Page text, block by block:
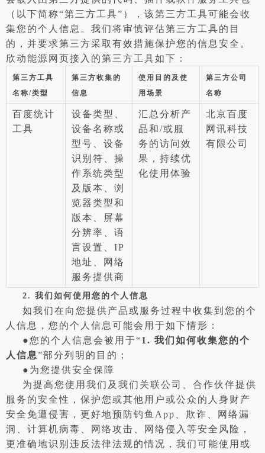
（以下简称“第三方工具”），该第三方工具可能会收
集您的个人信息。我们将审慎评估第三方工具的目
的，并要求第三方采取有效措施保护您的信息安全。
欣动能源网页接入的第三方工具如下：
第三方工具
名称/类型
第三方收集的
信息
使用目的及使
用场景
第三方公司
名称
百度统计
工具
设备类型、
设备名称或
型号、设备
识别符、操
作系统类型
及版本、浏
览器类型和
版本、屏幕
分辨率、语
言设置、IP
地址、网络
服务提供商
汇总分析产
品和/或服
务的访问效
果，持续优
化使用体验
北京百度
网讯科技
有限公司
2. 我们如何使用您的个人信息
如我们在向您提供产品或服务过程中收集到您的个
人信息，您的个人信息可能会用于如下情形：
●您的个人信息会被用于“1. 我们如何收集您的个
人信息”部分列明的目的；
●为您提供安全保障
为提高您使用我们及我们关联公司、合作伙伴提供
服务的安全性，保护您或其他用户或公众的人身财产
安全免遭侵害，更好地预防钓鱼App、欺诈、网络漏
洞、计算机病毒、网络攻击、网络侵入等安全风险，
更准确地识别违反法律法规的情况，我们可能使用或